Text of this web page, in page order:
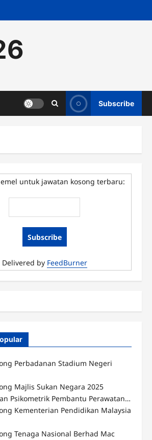
Subscribe
untuk jawatan kosong terbaru:
Delivered by FeedBurner
Perbadanan Stadium Negeri
Majlis Sukan Negara 2025
Psikometrik Pembantu Perawatan…
Kementerian Pendidikan Malaysia
Tenaga Nasional Berhad Mac